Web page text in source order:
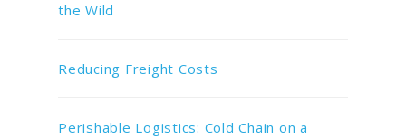
the Wild
Reducing Freight Costs
Perishable Logistics: Cold Chain on a